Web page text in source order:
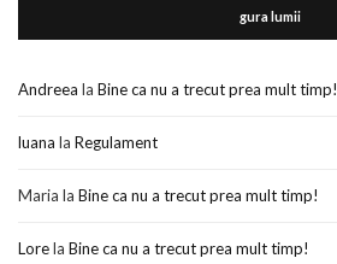
gura lumii
Andreea la Bine ca nu a trecut prea mult timp!
luana la Regulament
Maria la Bine ca nu a trecut prea mult timp!
Lorela Bine ca nu a trecut prea mult timp!